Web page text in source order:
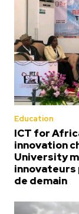
Education
ICT for
innovation
University
innovateurs
de demain